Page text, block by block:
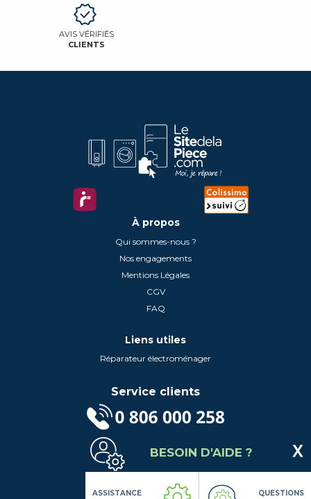
AVIS VÉRIFIÉS
CLIENTS
À propos
Qui sommes-nous ?
Nos engagements
Mentions Légales
CGV
FAQ
Liens utiles
Réparateur électroménager
Service clients
(Service gratuit + prix d'un appel local)
Lundi au Vendredi de 9h à 18h
Contactez-Nous
Suivez-nous
BESOIN D'AIDE ?
ASSISTANCE QUESTIONS